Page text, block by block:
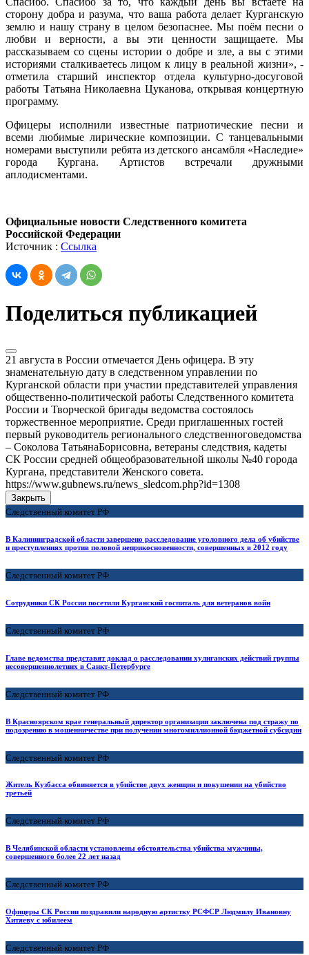
сторону добра и разума, что ваша работа делает Курганскую
землю и нашу страну в целом безопаснее. Мы поём песни о
любви и верности, а вы эти ценности защищаете. Мы
рассказываем со сцены истории о добре и зле, а вы с этими
историями сталкиваетесь лицом к лицу в реальной жизни», -
отметила старший инспектор отдела культурно-досуговой
работы Татьяна Николаевна Цуканова, открывая концертную
программу.
Офицеры исполнили известные патриотические песни и
всеми любимые лирические композиции. С танцевальными
номерами выступили ребята из детского ансамбля «Наследие»
города Кургана. Артистов встречали дружными
аплодисментами.
Официальные новости Следственного комитета
Российской Федерации
Источник : Ссылка
Поделиться публикацией
21 августа в России отмечается День офицера. В эту
знаменательную дату в следственном управлении по
Курганской области при участии представителей управления
общественно-политической работы Следственного комитета
России и Творческой бригады ведомства состоялось
торжественное мероприятие. Среди приглашенных гостей
первый руководитель регионального следственноговедомства
– Соколова ТатьянаБорисовна, ветераны следствия, кадеты
СК России средней общеобразовательной школы №40 города
Кургана, представители Женского совета.
https://www.gubnews.ru/news_sledcom.php?id=1308
Закрыть
Следственный комитет РФ
В Калининградской области завершено расследование уголовного дела об убийстве
и преступлениях против половой неприкосновенности, совершенных в 2012 году
Следственный комитет РФ
Сотрудники СК России посетили Курганский госпиталь для ветеранов войн
Следственный комитет РФ
Главе ведомства представят доклад о расследовании хулиганских действий группы
несовершеннолетних в Санкт-Петербурге
Следственный комитет РФ
В Красноярском крае генеральный директор организации заключена под стражу по
подозрению в мошенничестве при получении многомиллионной бюджетной субсидии
Следственный комитет РФ
Житель Кузбасса обвиняется в убийстве двух женщин и покушении на убийство
третьей
Следственный комитет РФ
В Челябинской области установлены обстоятельства убийства мужчины,
совершенного более 22 лет назад
Следственный комитет РФ
Офицеры СК России поздравили народную артистку РСФСР Людмилу Ивановну
Хитяеву с юбилеем
Следственный комитет РФ